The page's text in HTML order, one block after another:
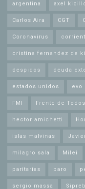
argentina axel
Carlos Aira CGT
Coronavirus
cristina fernandez de
despidos deuda
estados unidos evo
FMI Frente de Todos
hector amichetti
islas malvinas
milagro sala Milei
paritarias paro
sergio massa